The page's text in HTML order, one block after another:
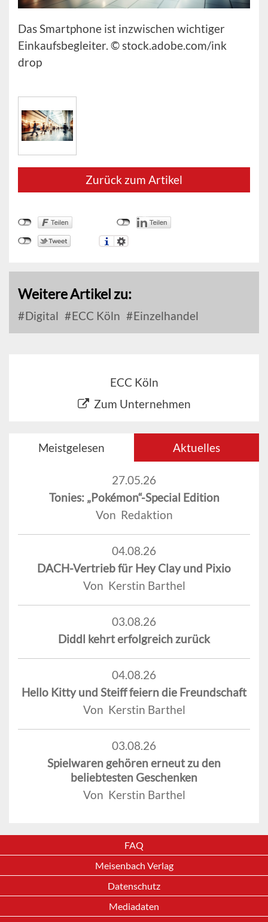
Das Smartphone ist inzwischen wichtiger
Einkaufsbegleiter. © stock.adobe.com/ink
drop
Zurück zum Artikel
Weitere Artikel zu:
Digital ECC Köln Einzelhandel
ECC Köln
Zum Unternehmen
Meistgelesen Aktuelles
27.05.26
Tonies: „Pokémon“-Special Edition
Von Redaktion
04.08.26
DACH-Vertrieb für Hey Clay und Pixio
Von Kerstin Barthel
03.08.26
Diddl kehrt erfolgreich zurück
04.08.26
Hello Kitty und Steiff feiern die Freundschaft
Von Kerstin Barthel
03.08.26
Spielwaren gehören erneut zu den
beliebtesten Geschenken
Von Kerstin Barthel
FAQ
Meisenbach Verlag
Datenschutz
Mediadaten